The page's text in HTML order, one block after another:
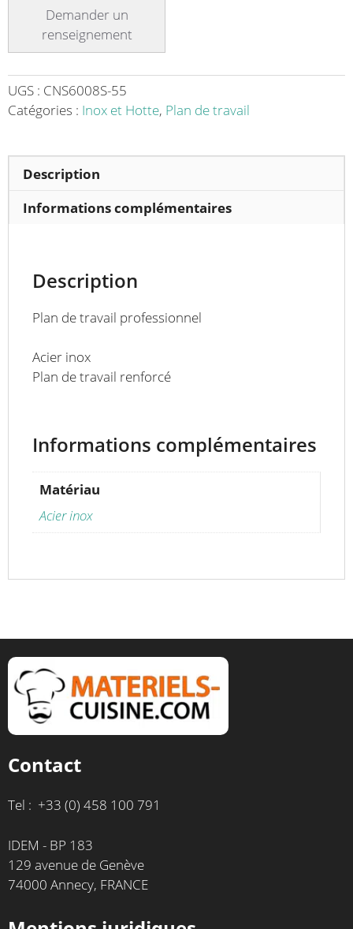
neutre
sans
tiroir,
600,
L
UGS : CNS6008S-55
Catégories : Inox et Hotte, Plan de travail
Description
Informations complémentaires
Description
Plan de travail professionnel
Acier inox
Plan de travail renforcé
Informations complémentaires
Matériau
Acier inox
Contact
Tel : +33 (0) 458 100 791
IDEM - BP 183
129 avenue de Genève
74000 Annecy, FRANCE